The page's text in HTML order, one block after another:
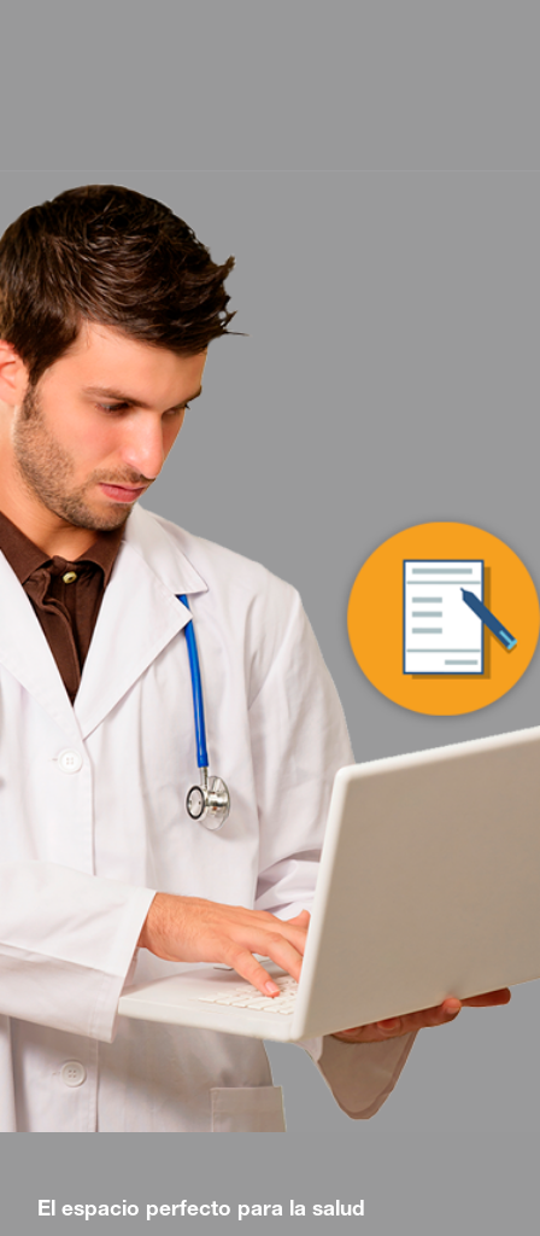
El espacio perfecto para la salud